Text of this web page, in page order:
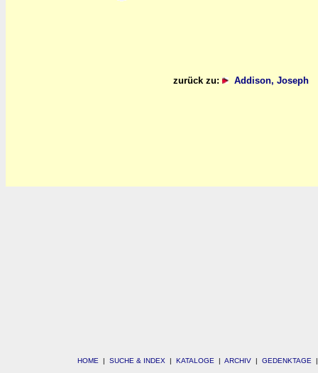
zurück zu: Addison, Joseph
HOME | SUCHE & INDEX | KATALOGE | ARCHIV | GEDENKTAGE